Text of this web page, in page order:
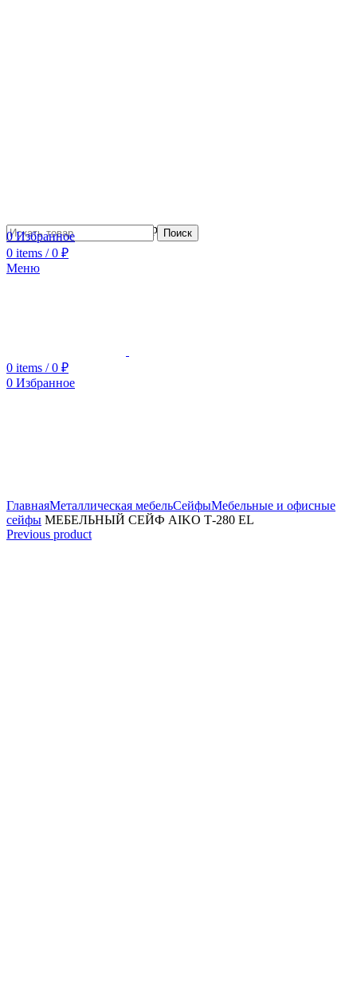
Сотрудничество с дизайнерамиПоиск
0Избранное
0 items / 0 ₽
Меню
0 items / 0 ₽
0 Избранное
ГлавнаяМеталлическая мебельСейфыМебельные и офисные
сейфы МЕБЕЛЬНЫЙ СЕЙФ AIKO Т-280 EL
Previous product